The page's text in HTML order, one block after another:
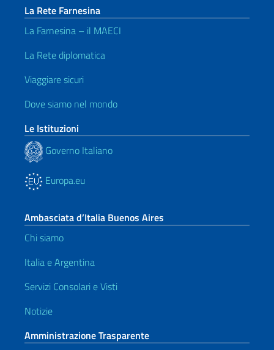
La Rete Farnesina
La Farnesina – il MAECI
La Rete diplomatica
Viaggiare sicuri
Dove siamo nel mondo
Le Istituzioni
Governo Italiano
Europa.eu
Ambasciata d’Italia Buenos Aires
Chi siamo
Italia e Argentina
Servizi Consolari e Visti
Notizie
Amministrazione Trasparente